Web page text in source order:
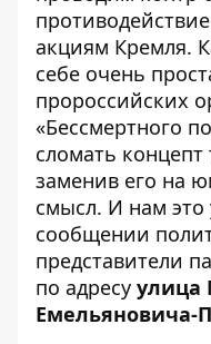
акциям Кремля.
себе очень
пророссийских
«Бессмертного
сломать концепт
заменив его на
смысл. И нам это
сообщении
представители
по адресу улица
Емельяновича-